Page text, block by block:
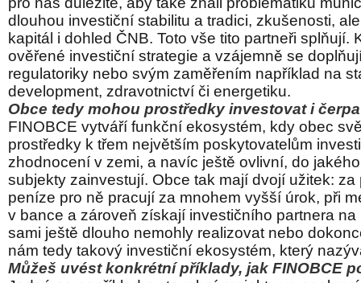
dlouhou investiční stabilitu a tradici, zkušenosti,
kapitál i dohled ČNB. Toto vše tito partneři splňují.
ověřené investiční strategie a vzájemně se
regulatoriky nebo svým zaměřením například na
development, zdravotnictví či energetiku.
Obce tedy mohou prostředky investovat i
FINOBCE vytváří funkční ekosystém, kdy obec
prostředky k třem největším poskytovatelům
zhodnocení v zemi, a navíc ještě ovlivní, do
subjekty zainvestují. Obce tak mají dvojí užitek: za
peníze pro ně pracují za mnohem vyšší úrok, při
v bance a zároveň získají investičního partnera na
sami ještě dlouho nemohly realizovat nebo
nám tedy takový investiční ekosystém, který
Můžeš uvést konkrétní příklady, jak FINOBCE